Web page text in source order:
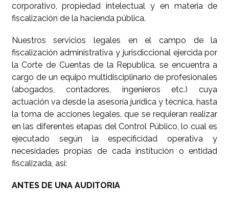
corporativo, propiedad intelectual y en materia de
fiscalización de la hacienda pública.
Nuestros servicios legales en el campo de la
fiscalización administrativa y jurisdiccional ejercida por
la Corte de Cuentas de la Republica, se encuentra a
cargo de un equipo multidisciplinario de profesionales
(abogados, contadores, ingenieros etc.) cuya
actuación va desde la asesoría jurídica y técnica, hasta
la toma de acciones legales, que se requieran realizar
en las diferentes etapas del Control Público, lo cual es
ejecutado según la especificidad operativa y
necesidades propias de cada institución o entidad
fiscalizada, asi:
ANTES DE UNA AUDITORIA